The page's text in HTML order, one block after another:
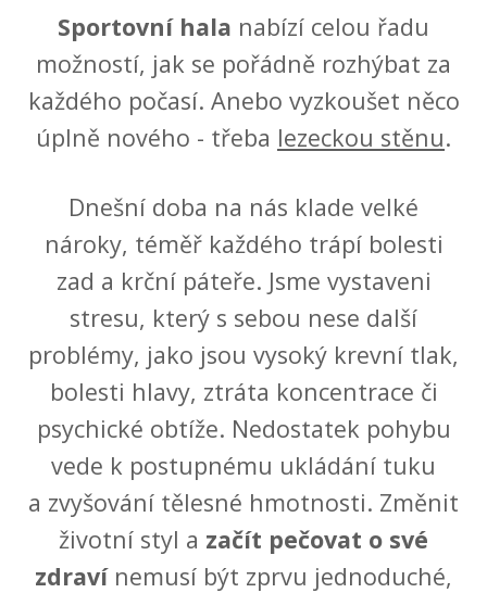
Sportovní hala nabízí celou řadu
možností, jak se pořádně rozhýbat za
každého počasí. Anebo vyzkoušet něco
úplně nového - třeba lezeckou stěnu.
Dnešní doba na nás klade velké
nároky, téměř každého trápí bolesti
zad a krční páteře. Jsme vystaveni
stresu, který s sebou nese další
problémy, jako jsou vysoký krevní tlak,
bolesti hlavy, ztráta koncentrace či
psychické obtíže. Nedostatek pohybu
vede k postupnému ukládání tuku
a zvyšování tělesné hmotnosti. Změnit
životní styl a začít pečovat o své
zdravínemusí být zprvu jednoduché,